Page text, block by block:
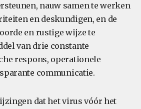
nauw samen te werken
en deskundigen, en de
en rustige wijze te
van drie constante
respons, operationele
communicatie.
dat het virus vóór het